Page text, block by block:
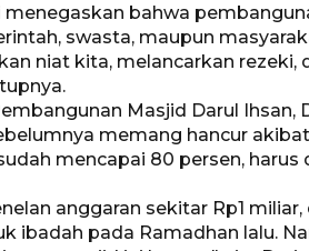
bahwa
swasta, maupun
niat kita, melancarkan rezeki,
Masjid Darul
memang hancur
mencapai 80 persen,
anggaran sekitar Rp1
ibadah pada Ramadhan lalu.